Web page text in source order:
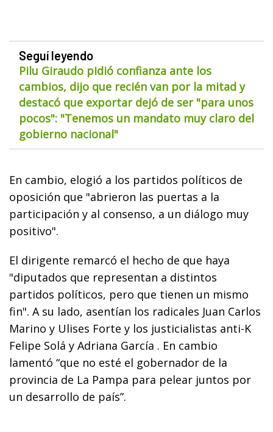
Seguí leyendo
Pilu Giraudo pidió confianza ante los
cambios, dijo que recién van por la mitad y
destacó que exportar dejó de ser "para unos
pocos": "Tenemos un mandato muy claro del
gobierno nacional"
En cambio, elogió a los partidos políticos de
oposición que "abrieron las puertas a la
participación y al consenso, a un diálogo muy
positivo".
El dirigente remarcó el hecho de que haya
"diputados que representan a distintos
partidos políticos, pero que tienen un mismo
fin". A su lado, asentían los radicales Juan Carlos
Marino y Ulises Forte y los justicialistas anti-K
Felipe Solá y Adriana García . En cambio
lamentó “que no esté el gobernador de la
provincia de La Pampa para pelear juntos por
un desarrollo de país”.